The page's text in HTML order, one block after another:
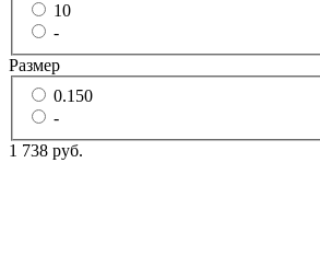
10
-
Размер
0.150
-
1 738 руб.